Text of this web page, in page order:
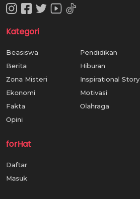
Kategori
Beasiswa
Berita
Zona Misteri
Ekonomi
Fakta
Opini
Pendidikan
Hiburan
Inspirational Story
Motivasi
Olahraga
forHat
Daftar
Masuk